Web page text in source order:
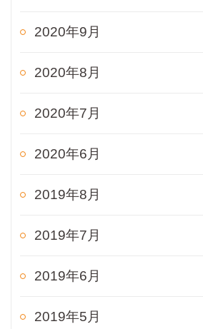
2020年9月
2020年8月
2020年7月
2020年6月
2019年8月
2019年7月
2019年6月
2019年5月